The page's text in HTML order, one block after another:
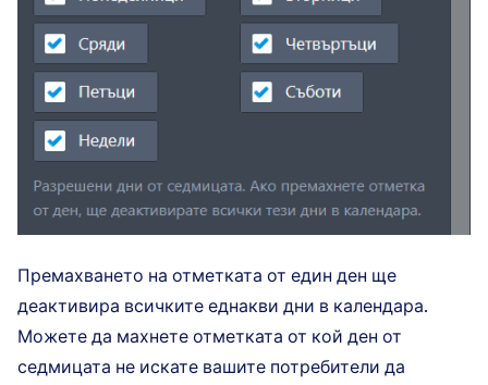
Премахването на отметката от един ден ще
деактивира всичките еднакви дни в календара.
Можете да махнете отметката от кой ден от
седмицата не искате вашите потребители да